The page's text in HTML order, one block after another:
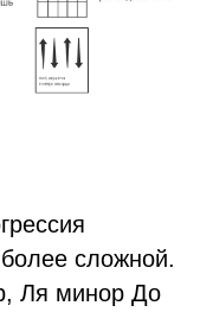
сложной.
Ля минор До